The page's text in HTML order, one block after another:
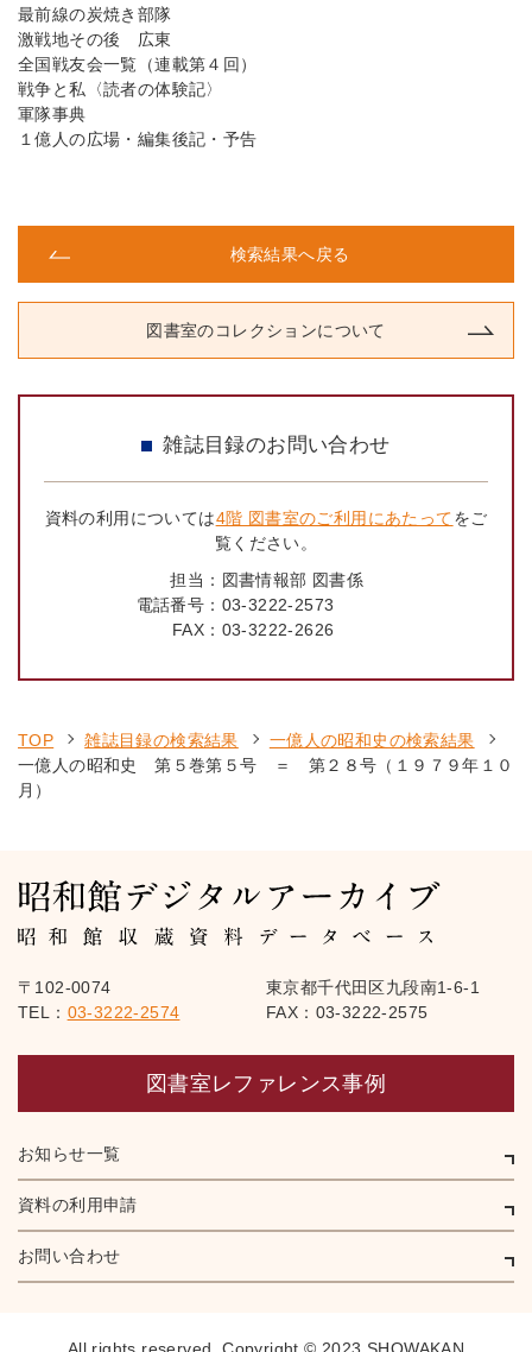
最前線の炭焼き部隊
激戦地その後 広東
全国戦友会一覧（連載第４回）
戦争と私〈読者の体験記〉
軍隊事典
１億人の広場・編集後記・予告
検索結果へ戻る
図書室のコレクションについて
雑誌目録のお問い合わせ
資料の利用については4階 図書室のご利用にあたってをご
覧ください。
担当： 図書情報部 図書係
電話番号： 03-3222-2573
FAX： 03-3222-2626
TOP 雑誌目録の検索結果
一億人の昭和史の検索結果
一億人の昭和史 第５巻第５号 ＝ 第２８号（１９７９年１０
月）
〒102-0074
東京都千代田区九段南1-6-1
TEL： 03-3222-2574 FAX：03-3222-2575
図書室レファレンス事例
お知らせ一覧
資料の利用申請
お問い合わせ